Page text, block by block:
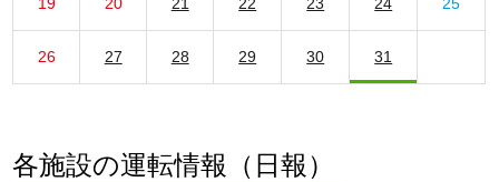
26 27 28 29 30 31
各施設の運転情報（日報）